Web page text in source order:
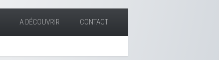
A DÉCOUVRIR CONTACT